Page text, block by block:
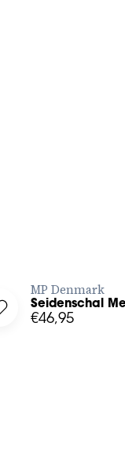
in to add
MP Denmark
Seidenschal
€46,95